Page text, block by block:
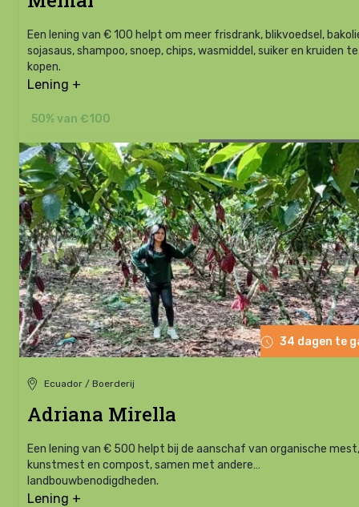
Een lening van € 100 helpt om meer frisdrank, blikvoedsel,
sojasaus, shampoo, snoep, chips, wasmiddel, suiker en kruiden te
kopen.
Lening +
50% van €100
34 dagen te
Ecuador / Boerderij
Adriana Mirella
Een lening van € 500 helpt bij de aanschaf van organische mest,
kunstmest en compost, samen met andere
landbouwbenodigdheden.
Lening +